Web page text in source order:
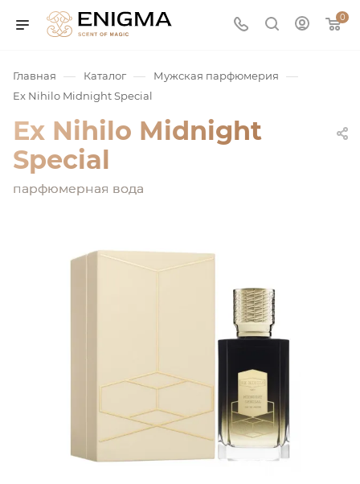
0
Главная — Каталог — Мужская парфюмерия —
Ex Nihilo Midnight Special
Ex Nihilo Midnight
Special
парфюмерная вода